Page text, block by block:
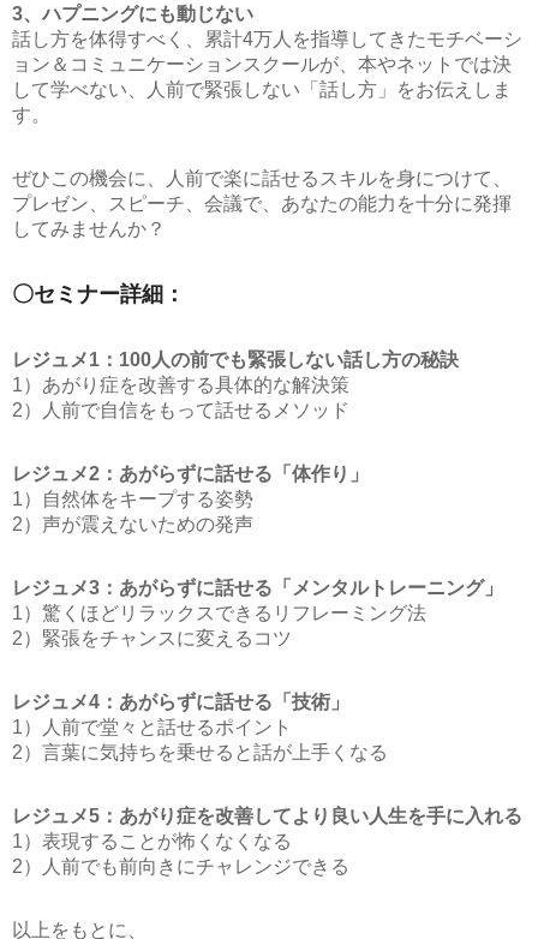
3、ハプニングにも動じない
話し方を体得すべく、累計4万人を指導してきたモチベーシ
ョン＆コミュニケーションスクールが、本やネットでは決
して学べない、人前で緊張しない「話し方」をお伝えしま
す。
ぜひこの機会に、人前で楽に話せるスキルを身につけて、
プレゼン、スピーチ、会議で、あなたの能力を十分に発揮
してみませんか？
〇セミナー詳細：
レジュメ1：100人の前でも緊張しない話し方の秘訣
1）あがり症を改善する具体的な解決策
2）人前で自信をもって話せるメソッド
レジュメ2：あがらずに話せる「体作り」
1）自然体をキープする姿勢
2）声が震えないための発声
レジュメ3：あがらずに話せる「メンタルトレーニング」
1）驚くほどリラックスできるリフレーミング法
2）緊張をチャンスに変えるコツ
レジュメ4：あがらずに話せる「技術」
1）人前で堂々と話せるポイント
2）言葉に気持ちを乗せると話が上手くなる
レジュメ5：あがり症を改善してより良い人生を手に入れる
1）表現することが怖くなくなる
2）人前でも前向きにチャレンジできる
以上をもとに、